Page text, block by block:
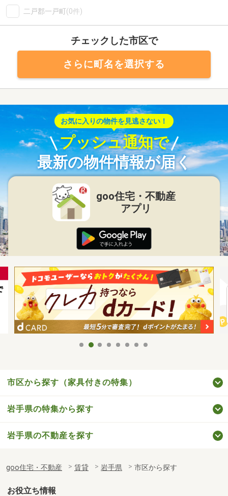
二戸郡一戸町(0件)
チェックした市区で
さらに町名を選択する
お気に入りの物件を見逃さない！
プッシュ通知で
最新の物件情報が届く
goo住宅・不動産
アプリ
市区から探す（家具付きの特集）
岩手県の特集から探す
岩手県の不動産を探す
goo住宅・不動産 賃貸 岩手県 市区から探す
お役立ち情報